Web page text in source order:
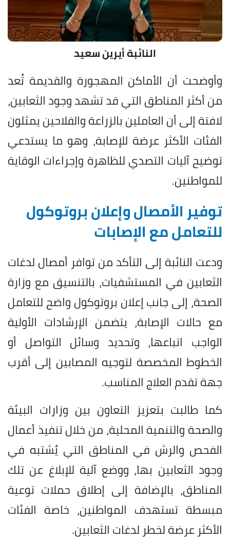
النائبة أيرين سعيد
وأوضحت أن الأماكن المهجورة والقديمة تُعد
من أكثر المناطق التي قد تشهد وجود الثعابين،
لافتة إلى أن العاملين بالزراعة والفلاحين يمثلون
الفئات الأكثر عرضة للإصابة، وهو ما يستدعي
توضيح آليات التصدي للظاهرة وإجراءات الوقاية
للمواطنين.
توفير الأمصال وإعلان بروتوكول
للتعامل مع الإصابات
ودعت النائبة إلى التأكد من توافر أمصال لدغات
الثعابين في المستشفيات، بالتنسيق مع وزارة
الصحة، إلى جانب إعلان بروتوكول واضح للتعامل
مع حالات الإصابة، يتضمن الإرشادات الأولية
الواجب اتباعها، وتحديد وسائل التواصل أو
الخطوط المخصصة لتوجيه المصابين إلى أقرب
جهة تقدم العلاج المناسب.
كما طالبت بتعزيز التعاون بين وزارات البيئة
والصحة والتنمية المحلية، من خلال تنفيذ أعمال
الفحص والرش في المناطق التي يُشتبه في
وجود الثعابين بها، ووضع آلية للإبلاغ عن تلك
المناطق، بالإضافة إلى إطلاق حملات توعية
مبسطة تستهدف المواطنين، خاصة الفئات
الأكثر عرضة لخطر لدغات الثعابين.